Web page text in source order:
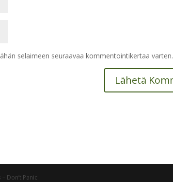
selaimeen seuraavaa kommentointikertaa varten.
– Don’t Panic